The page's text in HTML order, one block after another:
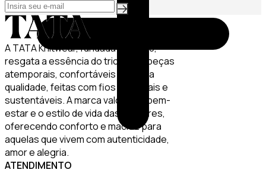
A TATA Knitwear, fundada em 2020,
resgata a essência do tricô com peças
atemporais, confortáveis e de alta
qualidade, feitas com fios especiais e
sustentáveis. A marca valoriza o bem-
estar e o estilo de vida das mulheres,
oferecendo conforto e maciez para
aquelas que vivem com autenticidade,
amor e alegria.
ATENDIMENTO